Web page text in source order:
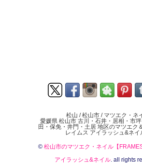
松山 / 松山市 / マツエク・ネ
愛媛県 松山市 古川・石井・居相・市
田・保免・井門・土居 地区のマツエク
レイムス アイラッシュ&ネイ
© 松山市のマツエク・ネイル【
アイラッシュ&ネイル. all rights